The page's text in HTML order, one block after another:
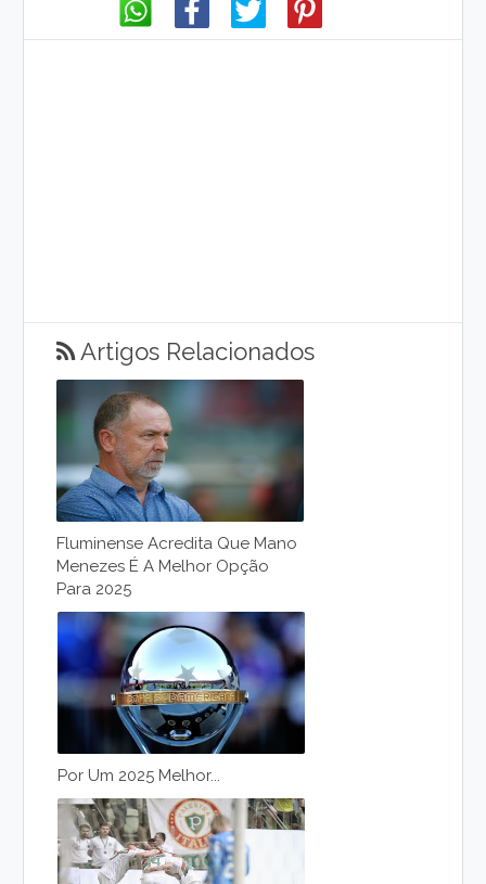
Artigos Relacionados
Fluminense Acredita Que Mano
Menezes É A Melhor Opção
Para 2025
Por Um 2025 Melhor...